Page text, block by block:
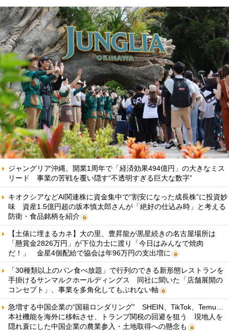
ジャングリア沖縄、開業1周年で「経済効果494億円」の大きなミス
リード 事業の苦戦を覆い隠す“不透明すぎる巨大な数字”
キオクシアなどAI関連株に資金集中で“割安になった成長株”に投資妙
味 資産1.5億円超の坂本慎太郎さんが「絶好の仕込み時」と考える
防衛・食品銘柄を紹介
【土俵に埋まるカネ】大の里、豊昇龍が黒星続きの名古屋場所は
「懸賞金2826万円」が下位力士に渡り「今日はみんなで焼肉
だ！」 金星4個配給で協会は年96万円の支出増に
「30種類以上のパン食べ放題」で行列のできる新形態レストランを
手掛けるサンマルクホールディングス 同社に聞いた「店舗展開の
コンセプト」、事業を多角化してもぶれない軸
急増する中国企業の“国籍ロンダリング” SHEIN、TikTok、Temu…
本社機能を海外に移転させ、トランプ関税の回避を狙う 現地人を
隠れ蓑にした中国企業の農業参入・土地取得への懸念も